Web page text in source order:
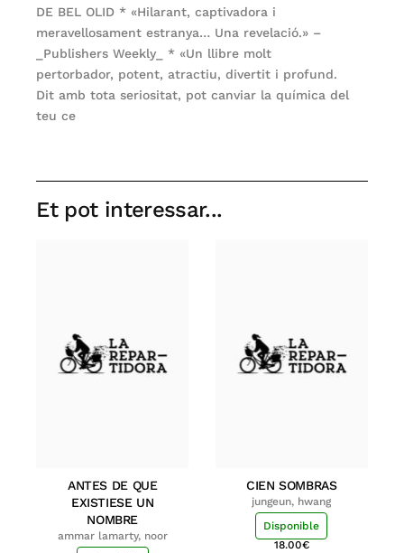
DE BEL OLID * «Hilarant, captivadora i
meravellosament estranya… Una revelació.» –
_Publishers Weekly_ * «Un llibre molt
pertorbador, potent, atractiu, divertit i profund.
Dit amb tota seriositat, pot canviar la química del
teu ce
Et pot interessar...
ANTES DE QUE
EXISTIESE UN
NOMBRE
ammar lamarty, noor
CIEN SOMBRAS
jungeun, hwang
Disponible
18.00€